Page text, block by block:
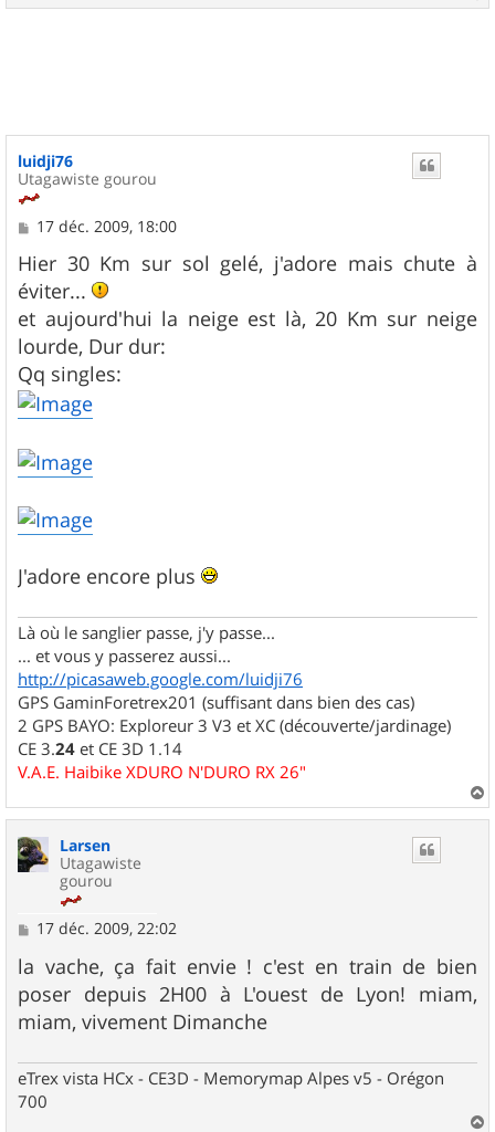
a
luidji76
Utagawiste gourou
M
s
s
a
g
e
17 déc. 2009, 18:00
Hier 30 Km sur sol gelé, j'adore mais chute à
éviter...
et aujourd'hui la neige est là, 20 Km sur neige
lourde, Dur dur:
Qq singles:
J'adore encore plus
Là où le sanglier passe, j'y passe...
... et vous y passerez aussi...
http://picasaweb.google.com/luidji76
GPS GaminForetrex201 (suffisant dans bien des cas)
2 GPS BAYO: Exploreur 3 V3 et XC (découverte/jardinage)
CE 3.24 et CE 3D 1.14
V.A.E. Haibike XDURO N'DURO RX 26"
a
Larsen
Utagawiste
gourou
M
s
s
a
g
e
17 déc. 2009, 22:02
la vache, ça fait envie ! c'est en train de bien
poser depuis 2H00 à L'ouest de Lyon! miam,
miam, vivement Dimanche
eTrex vista HCx - CE3D - Memorymap Alpes v5 - Orégon
700